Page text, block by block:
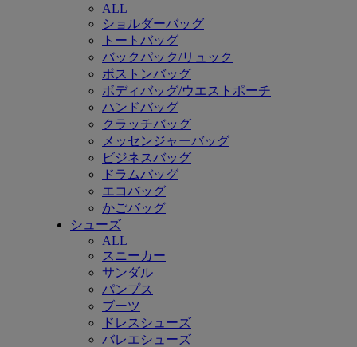
ALL
ショルダーバッグ
トートバッグ
バックパック/リュック
ボストンバッグ
ボディバッグ/ウエストポーチ
ハンドバッグ
クラッチバッグ
メッセンジャーバッグ
ビジネスバッグ
ドラムバッグ
エコバッグ
かごバッグ
シューズ
ALL
スニーカー
サンダル
パンプス
ブーツ
ドレスシューズ
バレエシューズ